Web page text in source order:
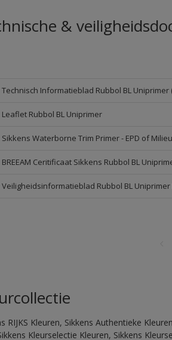
&
Technisch Informatieblad Rubbol BL Uniprimer
Leaflet Rubbol BL Uniprimer
Sikkens Waterborne Trim Primer - EPD of
BREEAM Ceritificaat Sikkens Rubbol BL
Veiligheidsinformatieblad Rubbol BL Uniprimer
RIJKS Kleuren, Sikkens Authentieke
Kleurselectie Kleuren, Sikkens